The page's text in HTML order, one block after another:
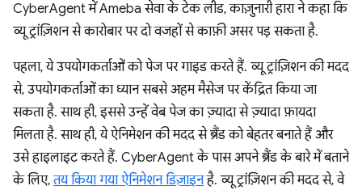
CyberAgent में Ameba सेवा के टेक लीड, काज़ुनारी हारा ने कहा कि
व्यू ट्रांज़िशन से कारोबार पर दो वजहों से काफ़ी असर पड़ सकता है.
पहला, ये उपयोगकर्ताओं को पेज पर गाइड करते हैं. व्यू ट्रांज़िशन की मदद
से, उपयोगकर्ताओं का ध्यान सबसे अहम मैसेज पर केंद्रित किया जा
सकता है. साथ ही, इससे उन्हें वेब पेज का ज़्यादा से ज़्यादा फ़ायदा
मिलता है. साथ ही, ये ऐनिमेशन की मदद से ब्रैंड को बेहतर बनाते हैं और
उसे हाइलाइट करते हैं. CyberAgent के पास अपने ब्रैंड के बारे में बताने
के लिए,तय किया गया ऐनिमेशन डिज़ाइनहै. व्यू ट्रांज़िशन की मदद से, वे